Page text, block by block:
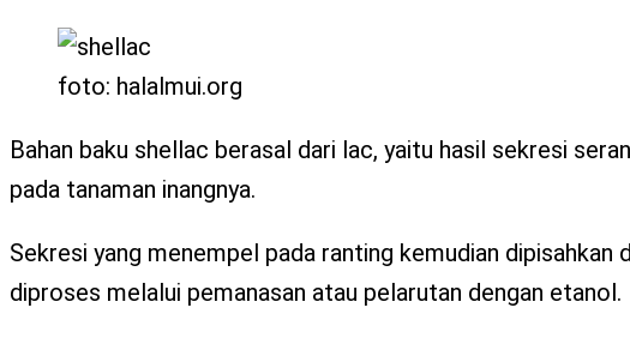
foto: halalmui.org
Bahan baku shellac berasal dari lac, yaitu hasil sekresi
pada tanaman inangnya.
Sekresi yang menempel pada ranting kemudian
diproses melalui pemanasan atau pelarutan dengan etanol.